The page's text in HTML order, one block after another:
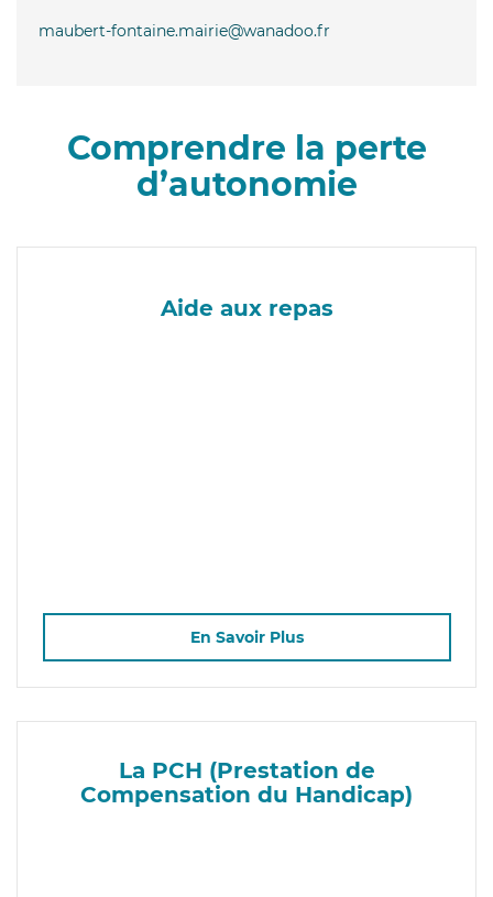
maubert-fontaine.mairie@wanadoo.fr
Comprendre la perte
d’autonomie
Aide aux repas
En Savoir Plus
La PCH (Prestation de
Compensation du Handicap)